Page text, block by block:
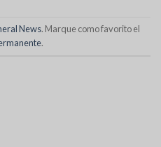
News. Marque como favorito el
.